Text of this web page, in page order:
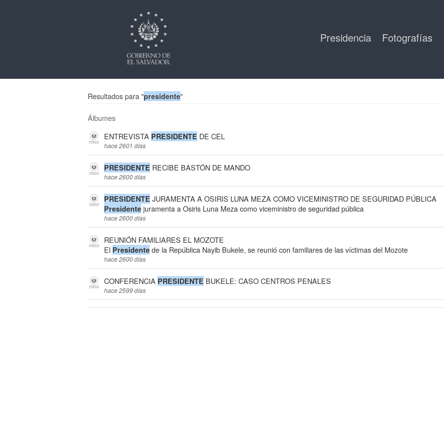
Presidencia Fotografías
Resultados para "presidente"
Álbumes
ENTREVISTA PRESIDENTE DE CEL
hace 2601 días
PRESIDENTE RECIBE BASTÓN DE MANDO
hace 2600 días
PRESIDENTE JURAMENTA A OSIRIS LUNA MEZA COMO VICEMINISTRO DE SEGURIDAD PÚBLICA
Presidente juramenta a Osiris Luna Meza como viceministro de seguridad pública
hace 2600 días
REUNIÓN FAMILIARES EL MOZOTE
El Presidente de la República Nayib Bukele, se reunió con familiares de las víctimas del Mozote
hace 2600 días
CONFERENCIA PRESIDENTE BUKELE: CASO CENTROS PENALES
hace 2599 días